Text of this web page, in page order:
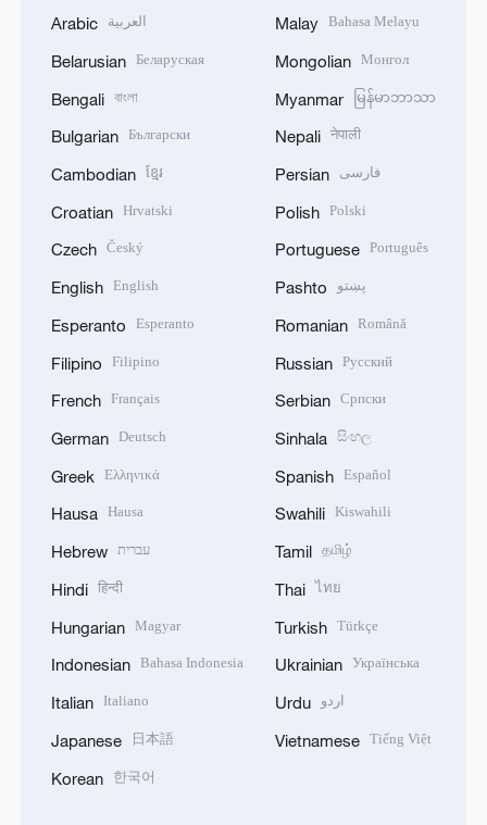
Arabic العربية
Belarusian Беларуская
Bengali বাংলা
Bulgarian Български
Cambodian ខ្មែរ
Croatian Hrvatski
Czech Český
English English
Esperanto Esperanto
Filipino Filipino
French Français
German Deutsch
Greek Ελληνικά
Hausa Hausa
Hebrew עברית
Hindi हिन्दी
Hungarian Magyar
Indonesian Bahasa Indonesia
Italian Italiano
Japanese 日本語
Korean 한국어
Malay Bahasa Melayu
Mongolian Монгол
Myanmar မြန်မာဘာသာ
Nepali नेपाली
Persian فارسی
Polish Polski
Portuguese Português
Pashto پښتو
Romanian Română
Russian Русский
Serbian Српски
Sinhala සිංහල
Spanish Español
Swahili Kiswahili
Tamil தமிழ்
Thai ไทย
Turkish Türkçe
Ukrainian Українська
Urdu اردو
Vietnamese Tiếng Việt